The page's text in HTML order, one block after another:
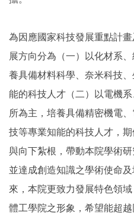
為因應國家科技發展重點計
展方向分為（一）以化材系
養具備材料科學、奈米科技
能的科技人才（二）以電機
所為主，培養具備精密機電
技等專業知能的科技人才，
與向下紮根，帶動本院學術
並達成創造知識之學術使命
來，本院更致力發展特色領
體工學院之形象，希望能超